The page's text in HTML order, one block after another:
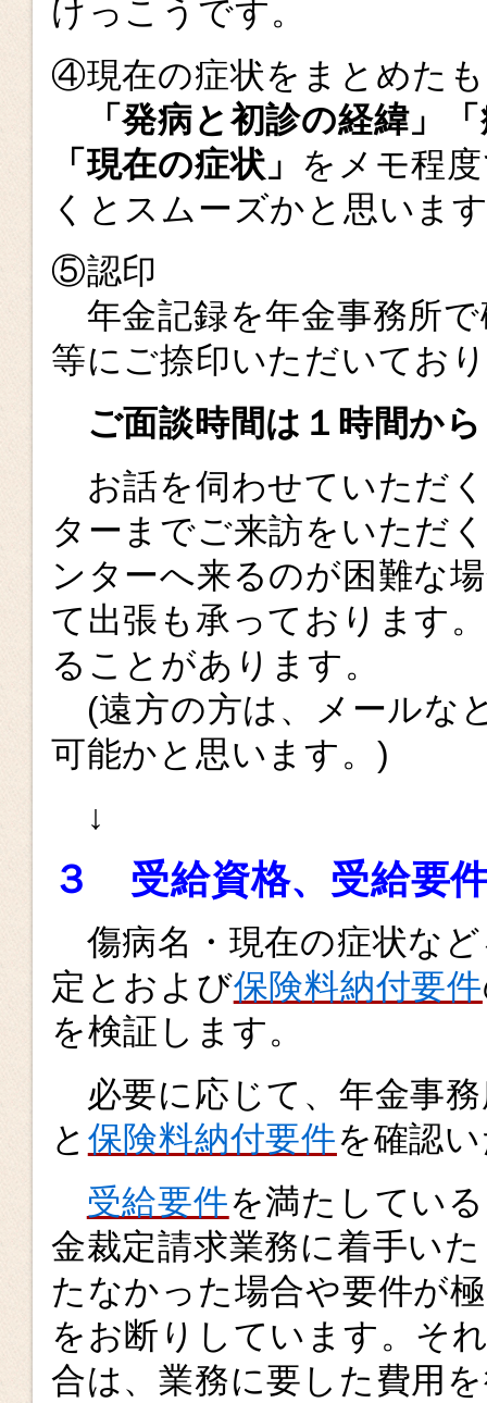
けっこうです。
④現在の症状をまとめた
「発病と初診の経緯」「
「現在の症状」 をメモ程
くとスムーズかと思いま
⑤認印
年金記録を年金事務所
等にご捺印いただいてお
ご面談時間は１時間か
お話を伺わせていただ
ターまでご来訪をいただ
ンターへ来るのが困難な
て出張も承っております
ることがあります。
(遠方の方は、メールな
可能かと思います。)
↓
３ 受給資格、 受給要
傷病名・現在の症状な
定とおよび保険料納付要件
を検証します。
必要に応じて、年金事
と 保険料納付要件を確認
受給要件を満たしてい
金裁定請求業務に着手い
たなかった場合や要件が
をお断りしています。そ
合は、業務に要した費用